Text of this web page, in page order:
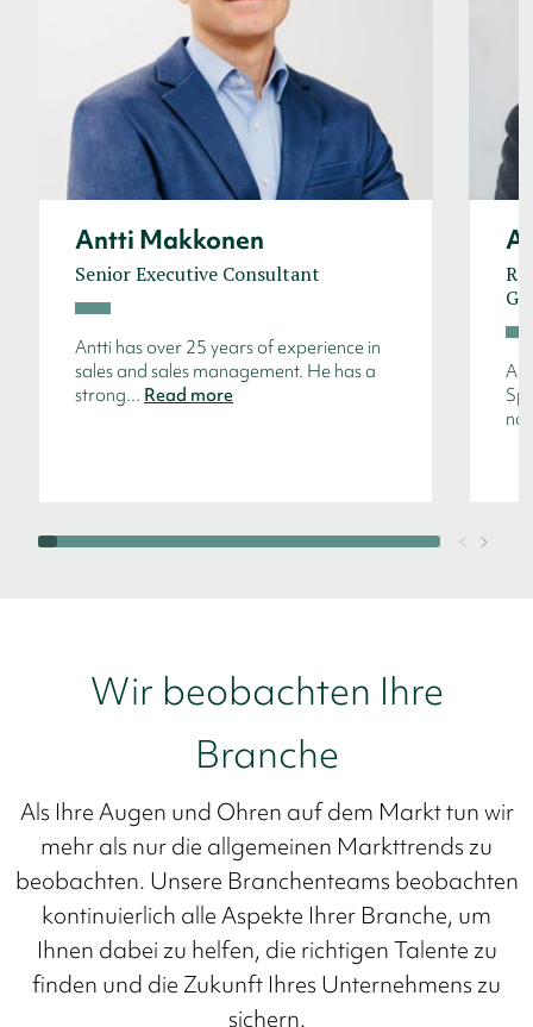
Antti Makkonen
Senior Executive Consultant
Antti has over 25 years of experience in
sales and sales management. He has a
strong... Read more
Wir beobachten Ihre
Branche
Als Ihre Augen und Ohren auf dem Markt tun wir
mehr als nur die allgemeinen Markttrends zu
beobachten. Unsere Branchenteams beobachten
kontinuierlich alle Aspekte Ihrer Branche, um
Ihnen dabei zu helfen, die richtigen Talente zu
finden und die Zukunft Ihres Unternehmens zu
sichern.